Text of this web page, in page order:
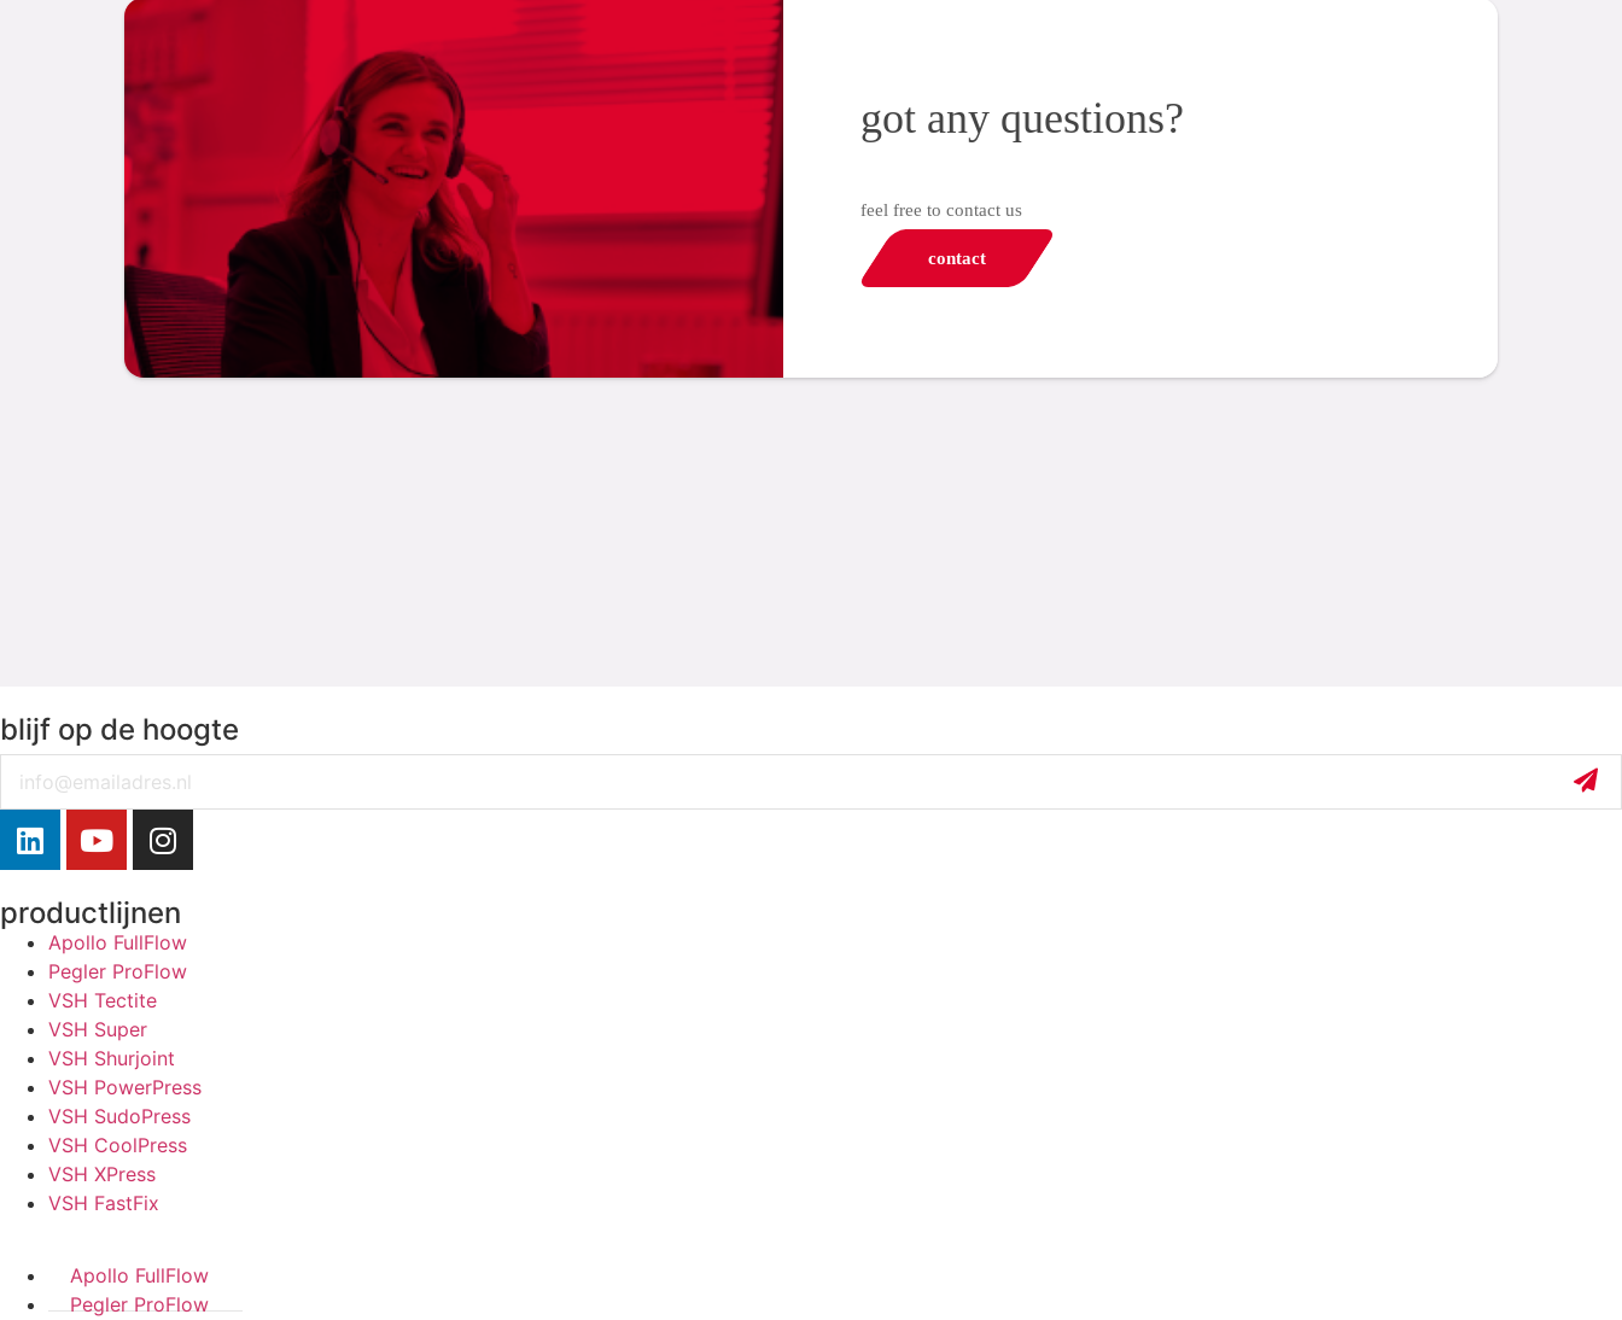
got any questions?
feel free to contact us
contact
blijf op de hoogte
productlijnen
Apollo FullFlow
Pegler ProFlow
VSH Tectite
VSH Super
VSH Shurjoint
VSH PowerPress
VSH SudoPress
VSH CoolPress
VSH XPress
VSH FastFix
Apollo FullFlow
Pegler ProFlow